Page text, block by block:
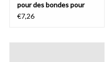
pour des bondes pour
lavabos stop/go
€7,26